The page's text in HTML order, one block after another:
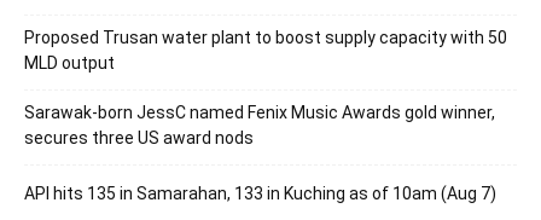
Proposed Trusan water plant to boost supply capacity with 50
MLD output
Sarawak-born JessC named Fenix Music Awards gold winner,
secures three US award nods
API hits 135 in Samarahan, 133 in Kuching as of 10am (Aug 7)